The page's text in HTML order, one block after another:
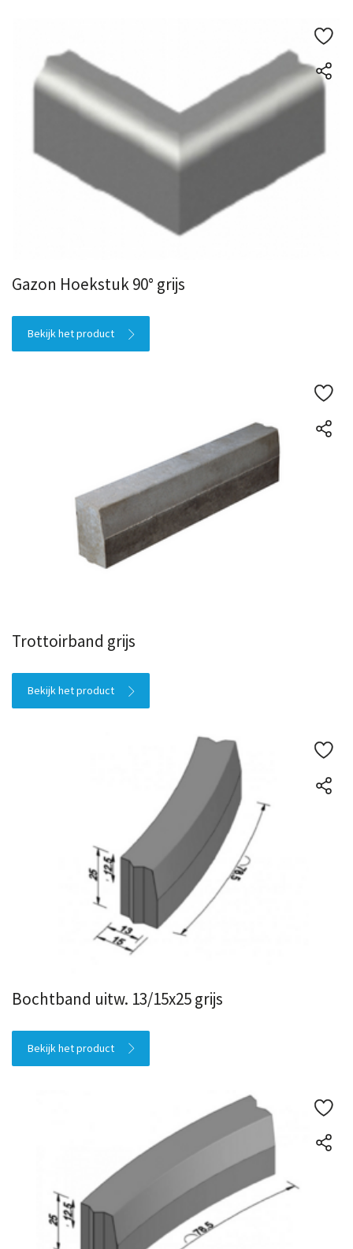
Gazon Hoekstuk 90° grijs
Bekijk het product
Trottoirband grijs
Bekijk het product
Bochtband uitw. 13/15x25 grijs
Bekijk het product